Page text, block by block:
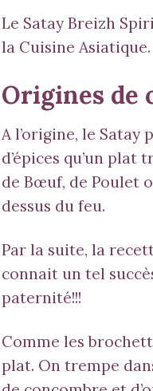
Le Satay Breizh
la Cuisine Asiatique.
Origines de
A l’origine, le Satay
d’épices qu’un plat
de Bœuf, de Poulet
dessus du feu.
Par la suite, la
connait un tel
paternité!!!
Comme les
plat. On trempe